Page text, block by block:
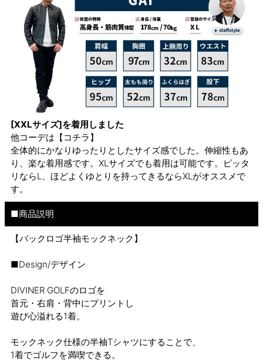
[XXLサイズ]を着用しました
他コーデは 【コチラ】
全体的にかなりゆったりとしたサイズ感でした。伸縮性もあ
り、楽な着用感です。XLサイズでも着用は可能です。ピッタ
リならL、ほどよくゆとりを持ってきるならXLがオススメで
す。
■商品説明
【バックロゴ半袖モックネック】
■Design/デザイン
DIVINER GOLFのロゴを
首元・右肩・背中にプリントし
遊び心溢れる1着。
モックネック仕様の半袖Tシャツにすることで、
1着でゴルフを満喫できる。